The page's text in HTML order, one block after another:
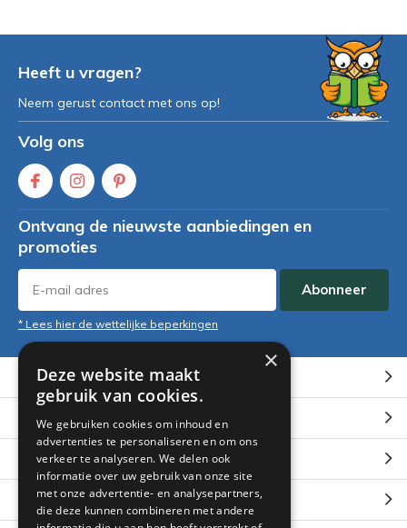
Heeft u vragen?
Neem gerust contact met ons op!
Volg ons
Ontvang de nieuwste aanbiedingen en
promoties
Abonneer
* Lees hier de wettelijke beperkingen
Klantenservice
Mijn account
Categorieën
Contact
×
Deze website maakt
gebruik van cookies.
We gebruiken cookies om inhoud en
advertenties te personaliseren en om ons
verkeer te analyseren. We delen ook
informatie over uw gebruik van onze site
met onze advertentie- en analysepartners,
die deze kunnen combineren met andere